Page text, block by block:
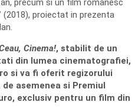
precum si un film romanesc
(2018), proiectat in prezenta
Cinema!, stabilit de un
din lumea cinematografiei,
si va fi oferit regizorului
asemenea si Premiul
exclusiv pentru un film din